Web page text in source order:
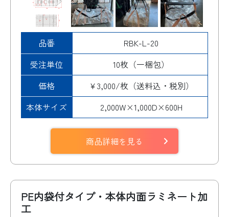
品番
RBK-L-20
受注単位
10枚（一梱包）
価格
¥3,000/枚（送料込・税別）
本体サイズ
2,000W×1,000D×600H
商品詳細を見る
PE内袋付タイプ・本体内面ラミネート加
工